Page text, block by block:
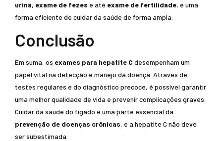
urina, exame de fezes e até exame de fertilidade, é uma
forma eficiente de cuidar da saúde de forma ampla.
Conclusão
Em suma, os exames para hepatite C desempenham um
papel vital na detecção e manejo da doença. Através de
testes regulares e do diagnóstico precoce, é possível garantir
uma melhor qualidade de vida e prevenir complicações graves.
Cuidar da saúde do fígado é uma parte essencial da
prevenção de doenças crônicas, e a hepatite C não deve
ser subestimada.